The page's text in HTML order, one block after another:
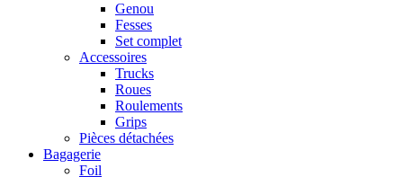
Genou
Fesses
Set complet
Accessoires
Trucks
Roues
Roulements
Grips
Pièces détachées
Bagagerie
Foil